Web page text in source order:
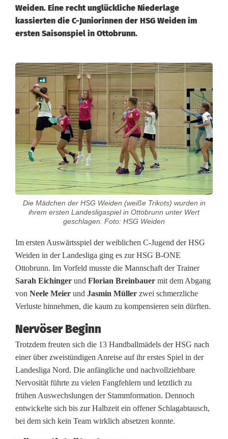
Weiden. Eine recht unglückliche Niederlage
kassierten die C-Juniorinnen der HSG Weiden im
ersten Saisonspiel in Ottobrunn.
G
r
o
ß
e
r
T
m
g
e
i
s
t
u
n
d
E
Die Mädchen der HSG Weiden (weiße Trikots) wurden in
ihrem ersten Landesligaspiel in Ottobrunn unter Wert
geschlagen. Foto: HSG Weiden
Im ersten Auswärtsspiel der weiblichen C-Jugend der HSG
Weiden in der Landesliga ging es zur HSG B-ONE
Ottobrunn. Im Vorfeld musste die Mannschaft der Trainer
Sarah Eichinger und Florian Breinbauer mit dem Abgang
von Neele Meier und Jasmin Müller zwei schmerzliche
Verluste hinnehmen, die kaum zu kompensieren sein dürften.
Nervöser Beginn
Trotzdem freuten sich die 13 Handballmädels der HSG nach
einer über zweistündigen Anreise auf ihr erstes Spiel in der
Landesliga Nord. Die anfängliche und nachvollziehbare
Nervosität führte zu vielen Fangfehlern und letztlich zu
frühen Auswechslungen der Stammformation. Dennoch
entwickelte sich bis zur Halbzeit ein offener Schlagabtausch,
bei dem sich kein Team wirklich absetzen konnte.